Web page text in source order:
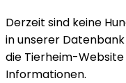
Derzeit sind keine
in unserer
die Tierheim-
Informationen.